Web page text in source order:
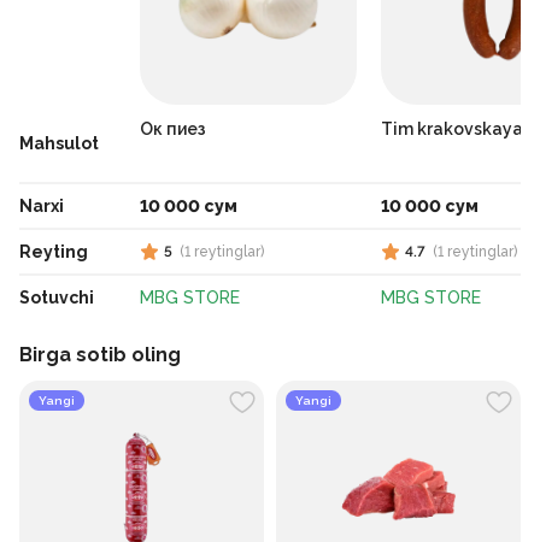
Mahsulot
Narxi
Reyting
Sotuvchi
Ок пиез
10 000 сум
5 (1 reytinglar)
MBG STORE
Tim krakovskaya
10 000 сум
4.7 (1 reytinglar)
MBG STORE
Birga sotib oling
Yangi Yangi